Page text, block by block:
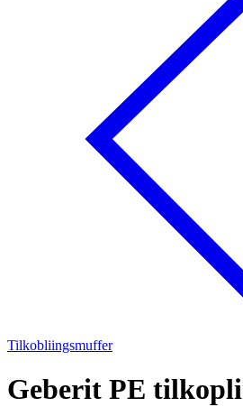
Tilkobliingsmuffer
Geberit PE